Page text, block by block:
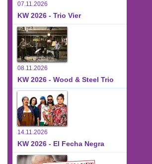
07.11.2026
KW 2026 - Trio Vier
08.11.2026
KW 2026 - Wood & Steel Trio
14.11.2026
KW 2026 - El Fecha Negra